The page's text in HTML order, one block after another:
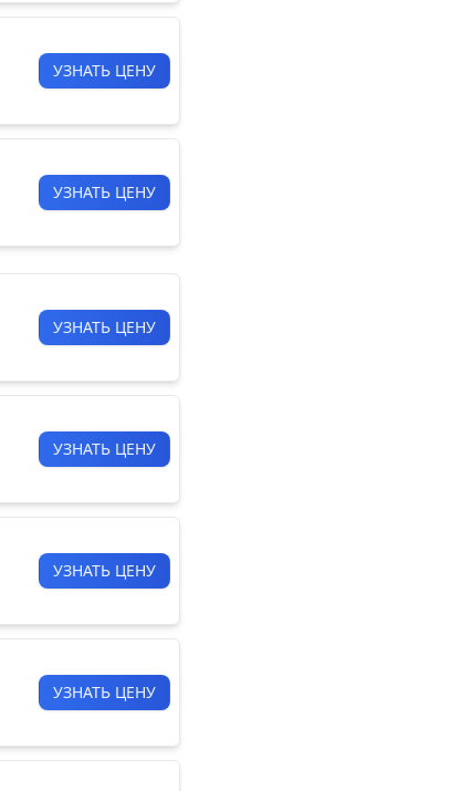
УЗНАТЬ ЦЕНУ
УЗНАТЬ ЦЕНУ
УЗНАТЬ ЦЕНУ
УЗНАТЬ ЦЕНУ
УЗНАТЬ ЦЕНУ
УЗНАТЬ ЦЕНУ